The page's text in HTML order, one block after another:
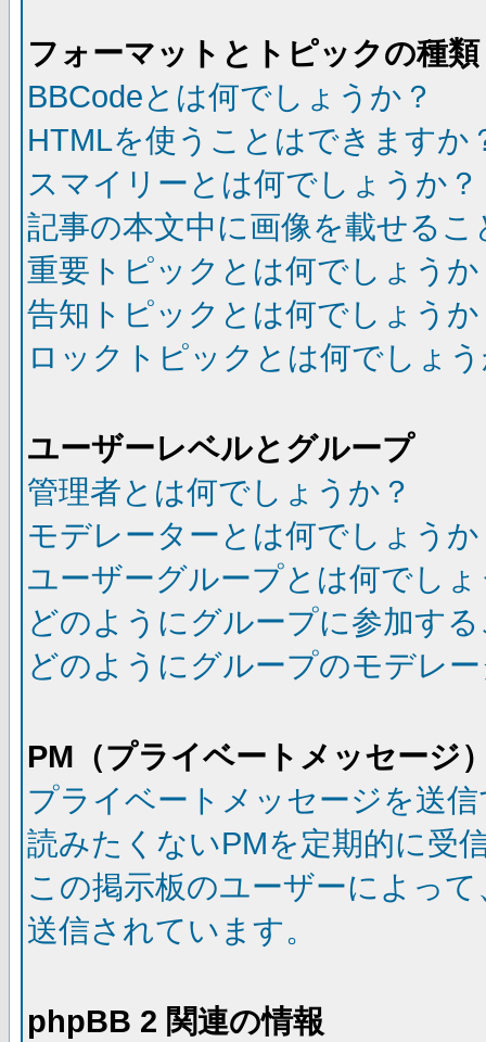
フォーマットとトピックの種類
BBCodeとは何でしょうか？
HTMLを使うことはできますか
スマイリーとは何でしょうか？
記事の本文中に画像を載せる
重要トピックとは何でしょうか
告知トピックとは何でしょうか
ロックトピックとは何でしょ
ユーザーレベルとグループ
管理者とは何でしょうか？
モデレーターとは何でしょうか
ユーザーグループとは何でし
どのようにグループに参加す
どのようにグループのモデレ
PM（プライベートメッセージ
プライベートメッセージを送
読みたくないPMを定期的に受
この掲示板のユーザーによっ
送信されています。
phpBB 2 関連の情報